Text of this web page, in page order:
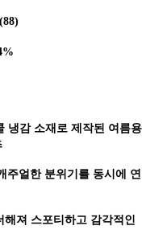
냉감 소재로 제작된 여름용
주얼한 분위기를 동시에 연
져 스포티하고 감각적인